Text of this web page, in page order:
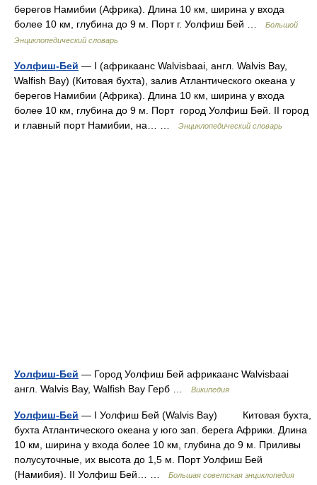
берегов Намибии (Африка). Длина 10 км, ширина у входа
более 10 км, глубина до 9 м. Порт г. Уолфиш Бей …
Большой
Энциклопедический словарь
Уолфиш-Бей — I (африкаанс Walvisbaai, англ. Walvis Bay,
Walfish Bay) (Китовая бухта), залив Атлантического океана у
берегов Намибии (Африка). Длина 10 км, ширина у входа
более 10 км, глубина до 9 м. Порт город Уолфиш Бей. II город
и главный порт Намибии, на… …
Энциклопедический словарь
Уолфиш-Бей — Город Уолфиш Бей африкаанс Walvisbaai
англ. Walvis Bay, Walfish Bay Герб …
Википедия
Уолфиш-Бей — I Уолфиш Бей (Walvis Bay) Китовая бухта,
бухта Атлантического океана у юго зап. берега Африки. Длина
10 км, ширина у входа более 10 км, глубина до 9 м. Приливы
полусуточные, их высота до 1,5 м. Порт Уолфиш Бей
(Намибия). II Уолфиш Бей… …
Большая советская энциклопедия